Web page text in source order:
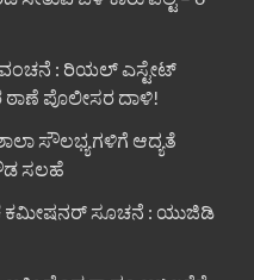
ವಂಚನೆ : ರಿಯಲ್ ಎಸ್ಟೇಟ್
ಠಾಣೆ ಪೊಲೀಸರ ದಾಳಿ!
ಸೌಲಭ್ಯಗಳಿಗೆ ಆದ್ಯತೆ
ಸಲಹೆ
ಕಮೀಷನರ್ ಸೂಚನೆ : ಯುಜಿಡಿ